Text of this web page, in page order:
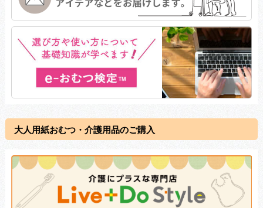
大人用紙おむつ・介護用品のご購入